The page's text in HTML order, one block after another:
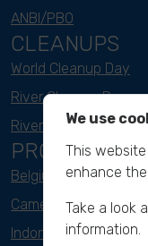
ANBI/PBO
CLEANUPS
World Cleanup Day
River Cleanup Days
River Cleanup
PROJECTS
Belgium
Cameroon
Indonesia
We use
This
enhance
Take a look
information.